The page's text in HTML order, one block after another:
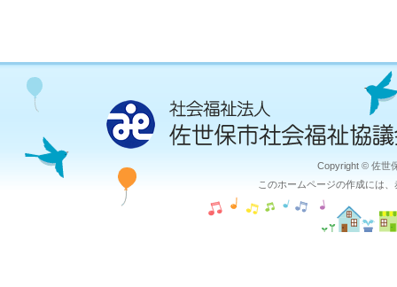
Copyright © 佐世
このホームページの作成には